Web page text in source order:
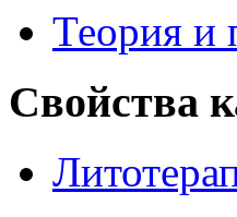
Теория и
Свойства